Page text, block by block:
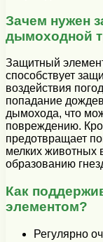
Зачем нужен
дымоходной
Защитный
способствует
воздействия
попадание
дымохода, что
повреждению.
предотвращает
мелких животных
образованию
Как
элементом?
Регулярно